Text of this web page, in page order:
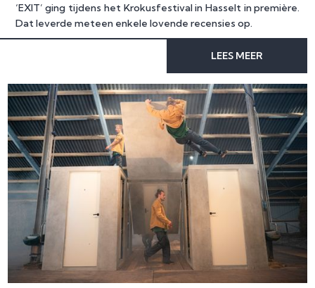
‘EXIT’ ging tijdens het Krokusfestival in Hasselt in première.
Dat leverde meteen enkele lovende recensies op.
LEES MEER